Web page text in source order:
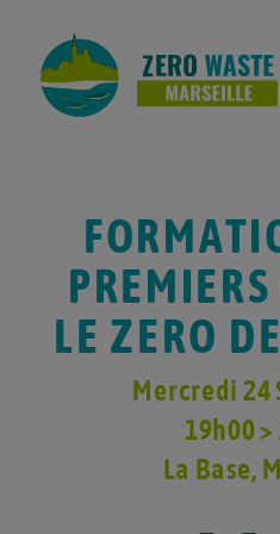
LA
ZÉRO
PREMIERS
LE ZERO
Mercredi 24
19h00
La Base,